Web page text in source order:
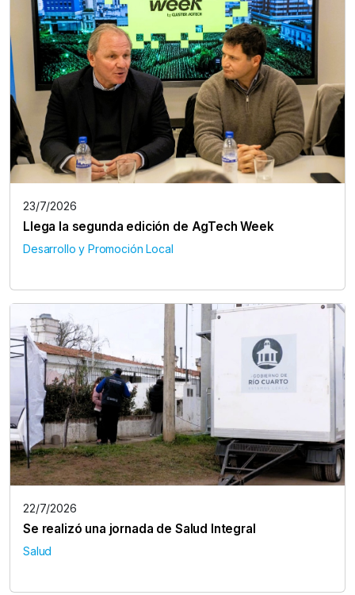
23/7/2026
Llega la segunda edición de AgTech Week
Desarrollo y Promoción Local
22/7/2026
Se realizó una jornada de Salud Integral
Salud